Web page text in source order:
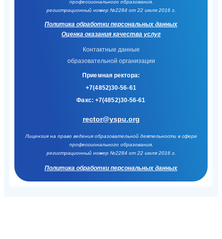
профессионального образования,
регистрационный номер №2284 от 22 июля 2016 г.
Политика обработки персональных данных
Оценка оказания качества услуг
Контактные данные
образовательной организации
Приемная ректора:
+7(4852)30-56-61
Факс: +7(4852)30-56-61
rector@yspu.org
Лицензия на право ведения образовательной деятельности в сфере
профессионального образования,
регистрационный номер №2284 от 22 июля 2016 г.
Политика обработки персональных данных